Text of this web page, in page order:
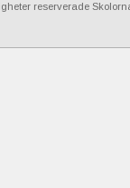
reserverade